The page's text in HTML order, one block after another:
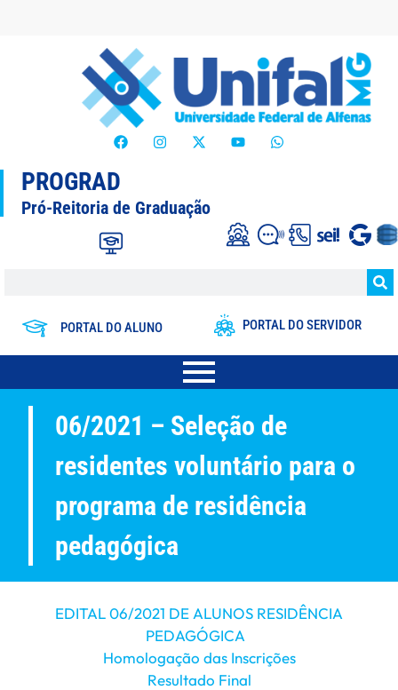
PROGRAD
Pró-Reitoria de Graduação
PORTAL DO ALUNO PORTAL DO SERVIDOR
06/2021 – Seleção de
residentes voluntário para o
programa de residência
pedagógica
EDITAL 06/2021 DE ALUNOS RESIDÊNCIA
PEDAGÓGICA
Homologação das Inscrições
Resultado Final